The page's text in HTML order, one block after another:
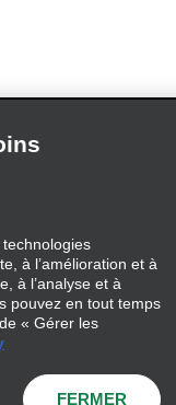
technologies
à l’amélioration et à
à l’analyse et à
pouvez en tout temps
« Gérer les
FERMER